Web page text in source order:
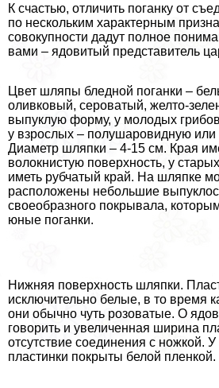
К счастью, отличить поганку от
по нескольким хаpaктерным
совокупности дадут полное
вами – ядовитый представитель
Цвет шляпы бледной поганки –
оливковый, сероватый, желто-
выпуклую форму, у молодых
у взрослых – полушаровидную
Диаметр шляпки – 4-15 см. Края
волокнистую поверхность, у
иметь рубчатый край. На шляпке
расположены небольшие
своеобразного покрывала,
юные поганки.
Нижняя поверхность шляпки.
исключительно белые, в то время
они обычно чуть розоватые. О
говорить и увеличенная ширина
отсутствие соединения с ножкой.
пластинки покрыты белой пленкой.